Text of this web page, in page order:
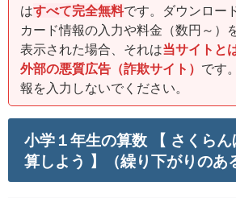
はすべて完全無料です。ダウンロー
カード情報の入力や料金（数円～）
表示された場合、それは当サイトと
外部の悪質広告（詐欺サイト） です
報を入力しないでください。
小学１年生の算数 【 さくらん
算しよう 】（繰り下がりのあ